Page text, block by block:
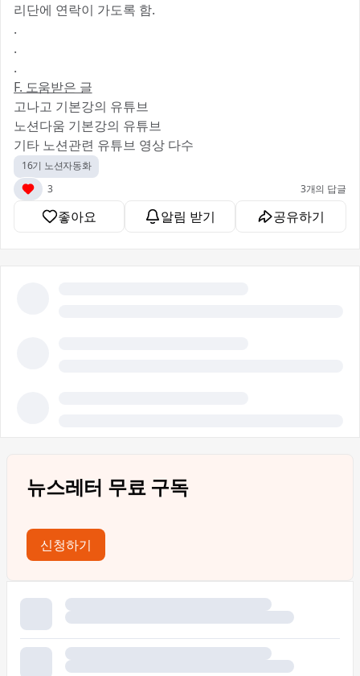
리단에 연락이 가도록 함.
.
.
.
F. 도움받은 글
고나고 기본강의 유튜브
노션다움 기본강의 유튜브
기타 노션관련 유튜브 영상 다수
16기 노션자동화
3
3개의 답글
좋아요 알림 받기 공유하기
뉴스레터 무료 구독
신청하기